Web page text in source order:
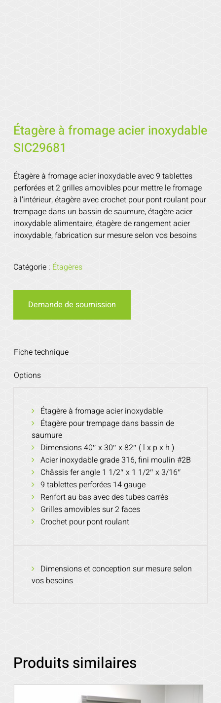
Étagère à fromage acier inoxydable
SIC29681
Étagère à fromage acier inoxydable avec 9 tablettes
perforées et 2 grilles amovibles pour mettre le fromage
à l’intérieur, étagère avec crochet pour pont roulant pour
trempage dans un bassin de saumure, étagère acier
inoxydable alimentaire, étagère de rangement acier
inoxydable, fabrication sur mesure selon vos besoins
Catégorie : Étagères
Demande de soumission
Fiche technique
Options
Étagère à fromage acier inoxydable
Étagère pour trempage dans bassin de
saumure
Dimensions 40″ x 30″ x 82″ ( l x p x h )
Acier inoxydable grade 316, fini moulin #2B
Châssis fer angle 1 1/2″ x 1 1/2″ x 3/16″
9 tablettes perforées 14 gauge
Renfort au bas avec des tubes carrés
Grilles amovibles sur 2 faces
Crochet pour pont roulant
Dimensions et conception sur mesure selon
vos besoins
Produits similaires